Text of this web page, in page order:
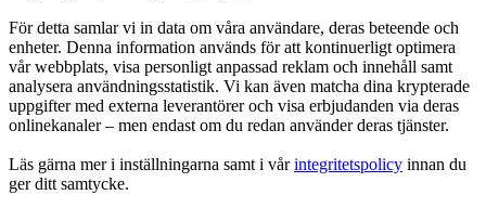
För detta samlar vi in data om våra användare, deras beteende och
enheter. Denna information används för att kontinuerligt optimera
vår webbplats, visa personligt anpassad reklam och innehåll samt
analysera användningsstatistik. Vi kan även matcha dina krypterade
uppgifter med externa leverantörer och visa erbjudanden via deras
onlinekanaler – men endast om du redan använder deras tjänster.
Läs gärna mer i inställningarna samt i vårintegritetspolicy innan du
ger ditt samtycke.